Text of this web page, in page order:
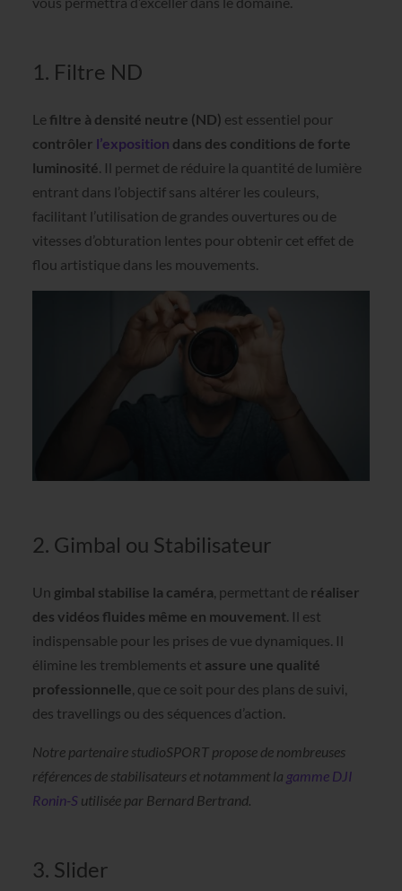
1. Filtre ND
Lefiltre à densité neutre (ND) est essentiel pour
contrôler l’exposition dans des conditions de forte
luminosité. Il permet de réduire la quantité de lumière
entrant dans l’objectif sans altérer les couleurs,
facilitant l’utilisation de grandes ouvertures ou de
vitesses d’obturation lentes pour obtenir cet effet de
flou artistique dans les mouvements.
2. Gimbal ou Stabilisateur
Un gimbal stabilise la caméra, permettant de réaliser
des vidéos fluides même en mouvement. Il est
indispensable pour les prises de vue dynamiques. Il
élimine les tremblements et assure une qualité
professionnelle, que ce soit pour des plans de suivi,
des travellings ou des séquences d’action.
Notre partenaire studioSPORT propose de nombreuses
références de stabilisateurs et notamment la gamme DJI
Ronin-S utilisée par Bernard Bertrand.
3. Slider